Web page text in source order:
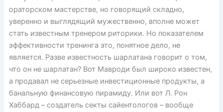
ораторском мастерстве, но говорящий складно,
уверенно и выглядящий мужественно, вполне может
стать известным тренером риторики. Но показателем
эффективности тренинга это, понятное дело, не
является. Разве известность шарлатана говорит о том,
что он не шарлатан? Вот Мавроди был широко известен,
а продавал не серьезные инвестиционные продукты, а
банальную финансовую пирамиду. Или вот Л. Рон
Хаббард – создатель секты сайентологов – вообще